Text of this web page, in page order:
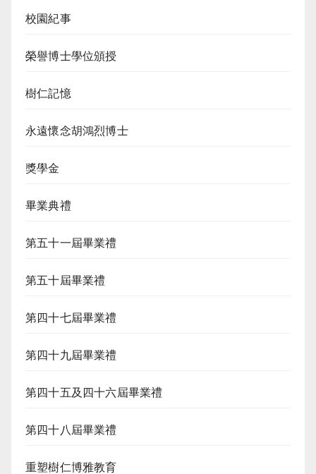
校園紀事
榮譽博士學位頒授
樹仁記憶
永遠懷念胡鴻烈博士
獎學金
畢業典禮
第五十一屆畢業禮
第五十屆畢業禮
第四十七屆畢業禮
第四十九屆畢業禮
第四十五及四十六屆畢業禮
第四十八屆畢業禮
重塑樹仁博雅教育